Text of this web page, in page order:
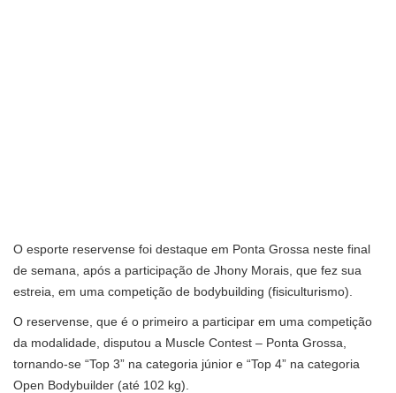
O esporte reservense foi destaque em Ponta Grossa neste final
de semana, após a participação de Jhony Morais, que fez sua
estreia, em uma competição de bodybuilding (fisiculturismo).
O reservense, que é o primeiro a participar em uma competição
da modalidade, disputou a Muscle Contest – Ponta Grossa,
tornando-se “Top 3” na categoria júnior e “Top 4” na categoria
Open Bodybuilder (até 102 kg).